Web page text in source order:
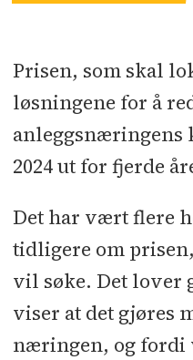
journalister eller
en
Prisen, som skal
løsningene for å
2024 ut for fjerde
Det har vært flere
tidligere om
vil søke. Det lover
viser at det gjøres
næringen, og fordi